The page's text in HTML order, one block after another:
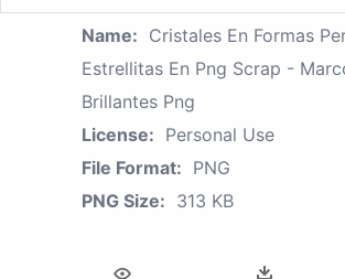
Name: Cristales En Formas
Estrellitas En Png Scrap -
Brillantes Png
License: Personal Use
File Format: PNG
PNG Size: 313 KB